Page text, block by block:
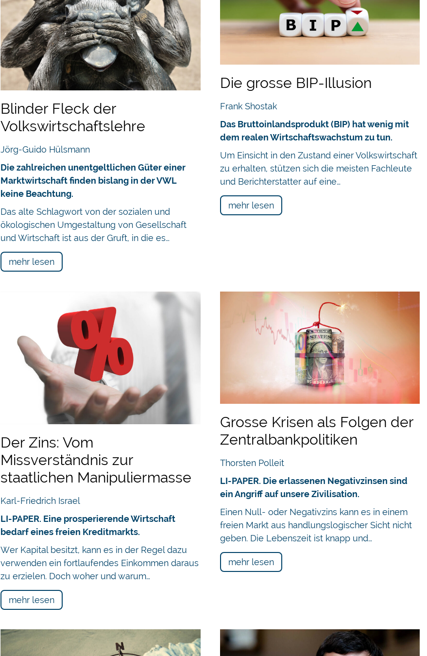
Blinder Fleck der
Volkswirtschaftslehre
Jörg-Guido Hülsmann
Die zahlreichen unentgeltlichen Güter einer
Marktwirtschaft finden bislang in der VWL
keine Beachtung.
Das alte Schlagwort von der sozialen und
ökologischen Umgestaltung von Gesellschaft
und Wirtschaft ist aus der Gruft, in die es…
mehr lesen
Die grosse BIP-Illusion
Frank Shostak
Das Bruttoinlandsprodukt (BIP) hat wenig mit
dem realen Wirtschaftswachstum zu tun.
Um Einsicht in den Zustand einer Volkswirtschaft
zu erhalten, stützen sich die meisten Fachleute
und Berichterstatter auf eine…
mehr lesen
Der Zins: Vom
Missverständnis zur
staatlichen Manipuliermasse
Karl-Friedrich Israel
LI-PAPER. Eine prosperierende Wirtschaft
bedarf eines freien Kreditmarkts.
Wer Kapital besitzt, kann es in der Regel dazu
verwenden ein fortlaufendes Einkommen daraus
zu erzielen. Doch woher und warum…
mehr lesen
Grosse Krisen als Folgen der
Zentralbankpolitiken
Thorsten Polleit
LI-PAPER. Die erlassenen Negativzinsen sind
ein Angriff auf unsere Zivilisation.
Einen Null- oder Negativzins kann es in einem
freien Markt aus handlungslogischer Sicht nicht
geben. Die Lebenszeit ist knapp und…
mehr lesen